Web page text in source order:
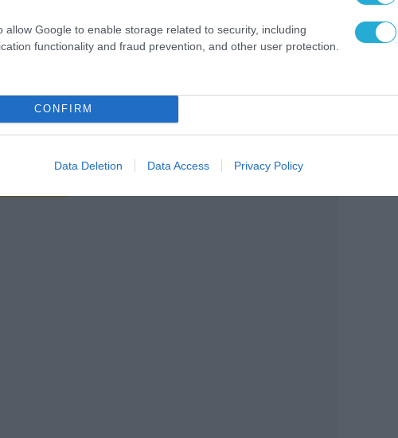
allow Google to enable storage related to security, including
functionality and fraud prevention, and other user protection.
CONFIRM
Data Deletion Data Access Privacy Policy